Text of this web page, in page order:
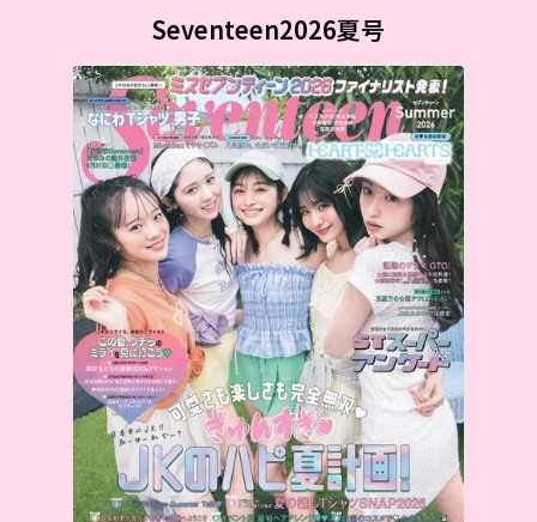
Seventeen2026夏号